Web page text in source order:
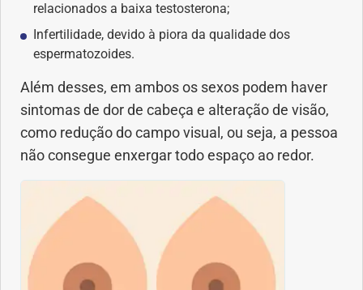
Ortopedia
Picada de Cobra
Problemas Cardíacos
Problemas de circulação
Problemas Hormonais
relacionados a baixa testosterona;
Infertilidade, devido à piora da qualidade dos
espermatozoides.
Além desses, em ambos os sexos podem haver
sintomas de dor de cabeça e alteração de visão,
como redução do campo visual, ou seja, a pessoa
não consegue enxergar todo espaço ao redor.